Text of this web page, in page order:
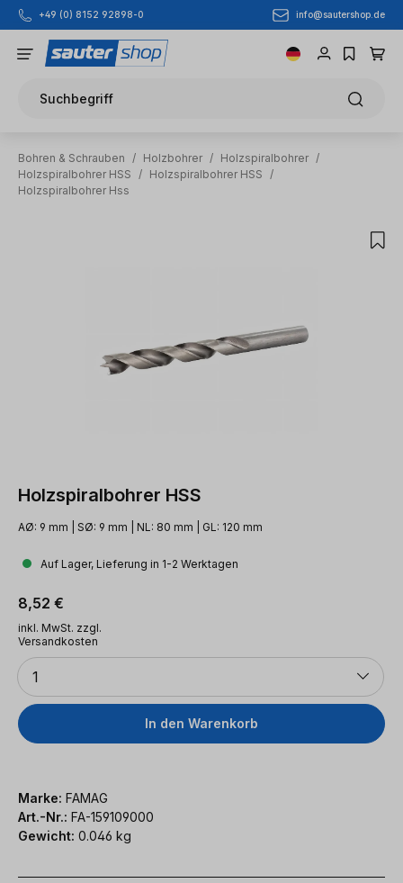
Zum Hauptinhalt springen
+49 (0) 8152 92898-0 info@sautershop.de
Suchbegriff
Bohren & Schrauben / Holzbohrer / Holzspiralbohrer /
Holzspiralbohrer HSS
/ Holzspiralbohrer HSS
/
Holzspiralbohrer Hss
Holzspiralbohrer HSS
AØ: 9 mm | SØ: 9 mm | NL: 80 mm | GL: 120 mm
Auf Lager, Lieferung in 1-2 Werktagen
Regulärer Preis:
8,52 €
inkl. MwSt. zzgl.
Versandkosten
Anzahl
1
In den Warenkorb
Marke: FAMAG
Art.-Nr.: FA-159109000
Gewicht: 0.046 kg